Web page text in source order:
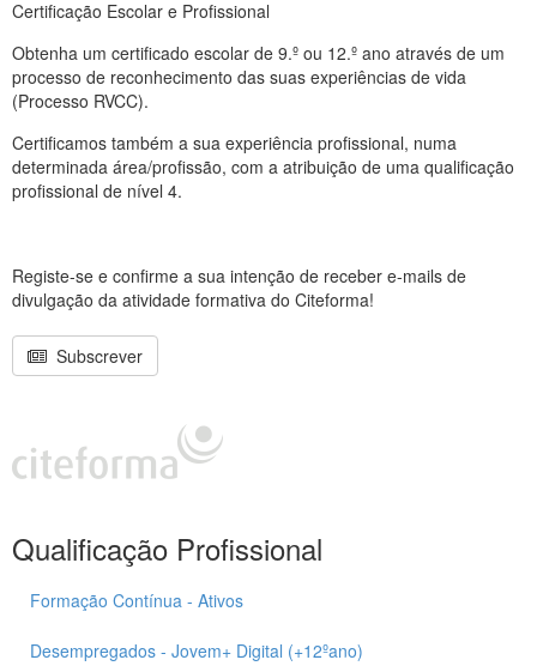
Certificação Escolar e Profissional
Obtenha um certificado escolar de 9.º ou 12.º ano através de um
processo de reconhecimento das suas experiências de vida
(Processo RVCC).
Certificamos também a sua experiência profissional, numa
determinada área/profissão, com a atribuição de uma qualificação
profissional de nível 4.
Registe-se e confirme a sua intenção de receber e-mails de
divulgação da atividade formativa do Citeforma!
Subscrever
Qualificação Profissional
Formação Contínua - Ativos
Desempregados - Jovem+ Digital (+12ºano)